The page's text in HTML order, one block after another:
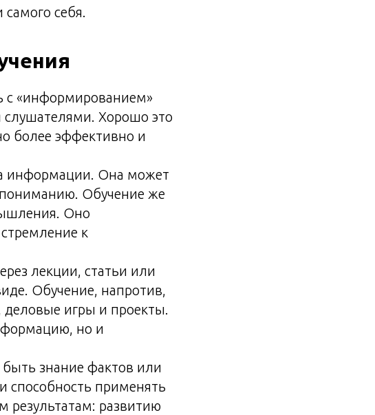
себя.
«информированием»
слушателями. Хорошо это
более эффективно и
информации. Она может
пониманию. Обучение же
Оно
к
лекции, статьи или
Обучение, напротив,
игры и проекты.
но и
знание фактов или
способность применять
результатам: развитию